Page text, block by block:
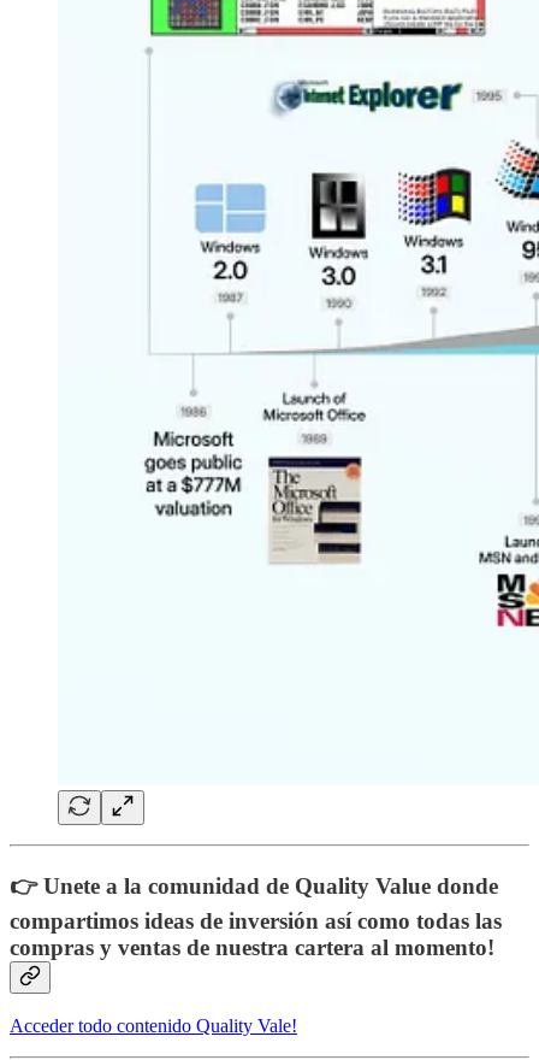
👉 Unete a la comunidad de Quality Value donde
compartimos ideas de inversión así como todas las
compras y ventas de nuestra cartera al momento!
Acceder todo contenido Quality Vale!